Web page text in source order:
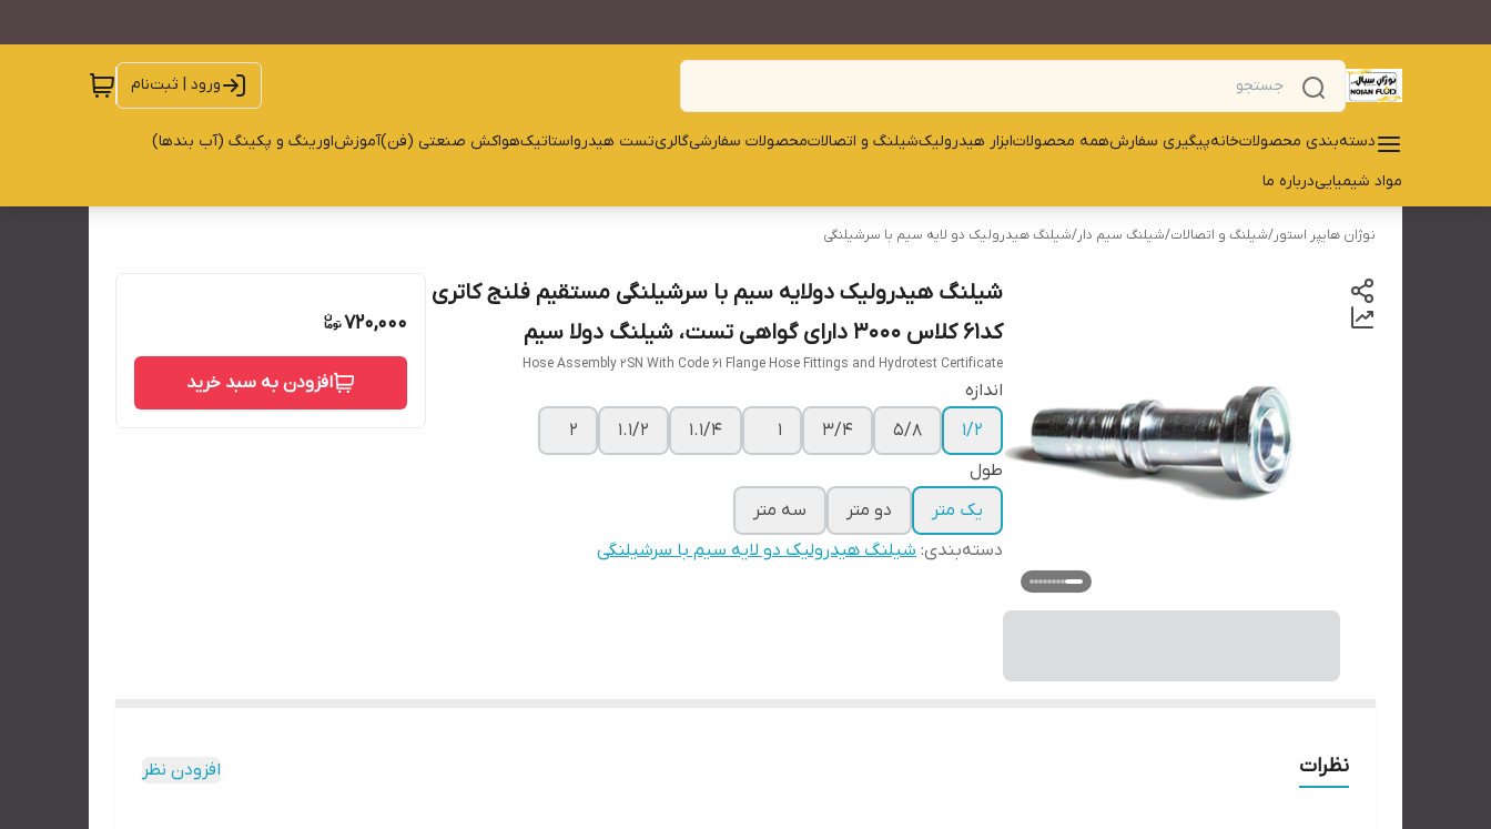
ورود | ثبت‌نام
دسته‌بندی محصولاتخانهپیگیری سفارشهمه محصولاتابزار هیدرولیکشیلنگ و اتصالاتمحصولات سفارشیگالریتست هیدرواستاتیکهواکش صنعتی (فن)آموزشاورینگ و پکینگ (آب بندها)
مواد شیمیاییدرباره ما
نوژان هایپر استور/شیلنگ و اتصالات/شیلنگ سیم دار/شیلنگ هیدرولیک دو لایه سیم با سرشیلنگی
شیلنگ هیدرولیک دولایه سیم با سرشیلنگی مستقیم فلنج کاتری
کد61 کلاس 3000 دارای گواهی تست، شیلنگ دولا سیم
Hose Assembly 2SN With Code 61 Flange Hose Fittings and Hydrotest Certificate
اندازه
1/2
5/8
3/4
1
1.1/4
1.1/2
2
طول
یک متر
دو متر
سه متر
دسته‌بندی: شیلنگ هیدرولیک دو لایه سیم با سرشیلنگی
720,000
افزودن به سبد خرید
نظرات افزودن نظر